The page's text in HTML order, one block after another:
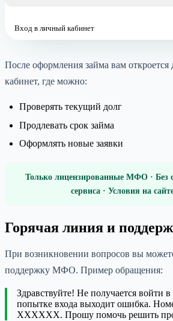
Вход в личный кабинет
После оформления займа вам
кабинет, где можно:
Проверять текущий долг
Продлевать срок займа
Оформлять новые заявки
Только лицензированные МФО · Без
сервиса · Условия на
Горячая линия и
При возникновении вопросов вы
поддержку МФО. Пример обращения:
Здравствуйте! Не получается войти
попытке входа выходит ошибка.
ХХХХХХ. Прошу помочь решить